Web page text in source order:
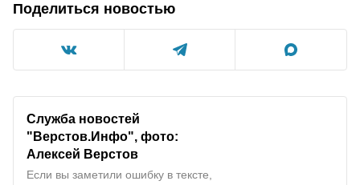
Поделиться новостью
Служба новостей
"Верстов.Инфо", фото:
Алексей Верстов
Если вы заметили ошибку в тексте,